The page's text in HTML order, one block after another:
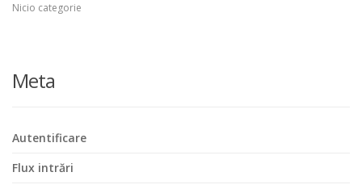
Nicio categorie
Meta
Autentificare
Flux intrări